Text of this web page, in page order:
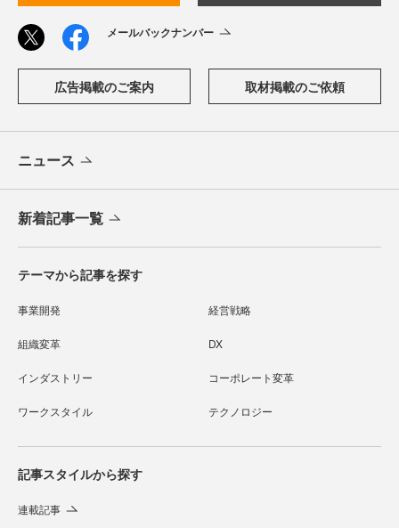
メールバックナンバー
広告掲載のご案内 取材掲載のご依頼
ニュース
新着記事一覧
テーマから記事を探す
事業開発 経営戦略
組織変革 DX
インダストリー コーポレート変革
ワークスタイル テクノロジー
記事スタイルから探す
連載記事